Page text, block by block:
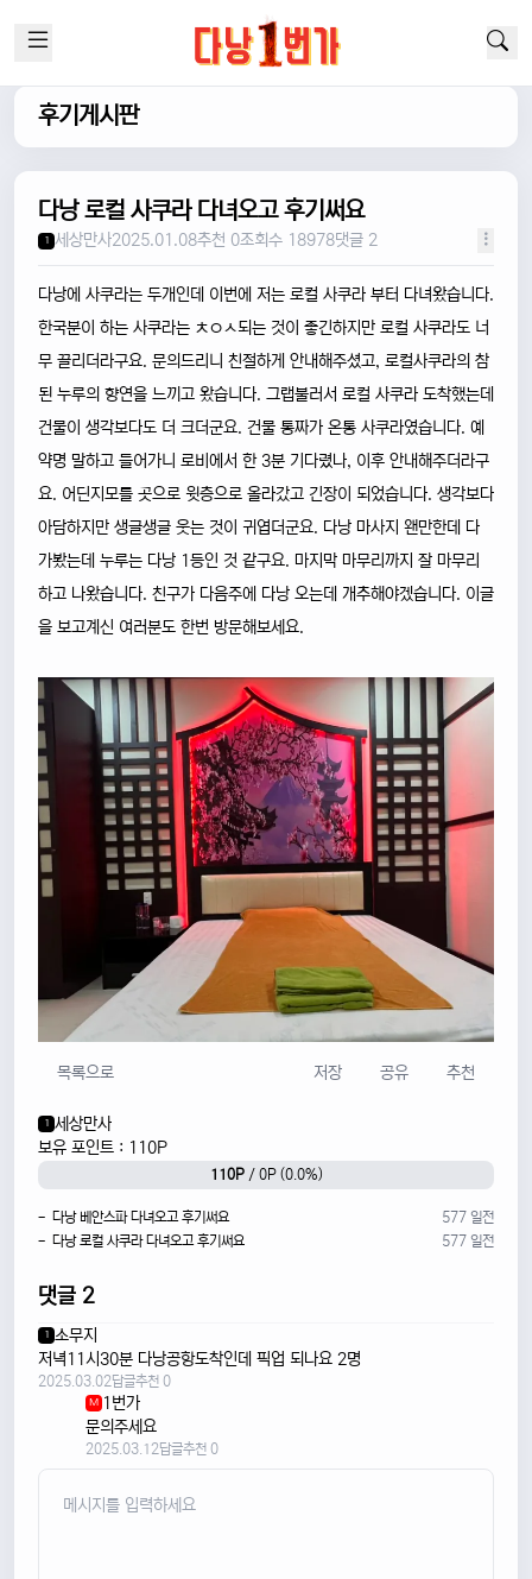
후기게시판
다낭 로컬 사쿠라 다녀오고 후기써요
1 세상만사2025.01.08추천 0조회수 18978댓글 2
다낭에 사쿠라는 두개인데 이번에 저는 로컬 사쿠라 부터 다녀왔습니다.
한국분이 하는 사쿠라는 ㅊㅇㅅ되는 것이 좋긴하지만 로컬 사쿠라도 너
무 끌리더라구요. 문의드리니 친절하게 안내해주셨고, 로컬사쿠라의 참
된 누루의 향연을 느끼고 왔습니다. 그랩불러서 로컬 사쿠라 도착했는데
건물이 생각보다도 더 크더군요. 건물 통짜가 온통 사쿠라였습니다. 예
약명 말하고 들어가니 로비에서 한 3분 기다렸나, 이후 안내해주더라구
요. 어딘지모를 곳으로 윗층으로 올라갔고 긴장이 되었습니다. 생각보다
아담하지만 생글생글 웃는 것이 귀엽더군요. 다낭 마사지 왠만한데 다
가봤는데 누루는 다낭 1등인 것 같구요. 마지막 마무리까지 잘 마무리
하고 나왔습니다. 친구가 다음주에 다낭 오는데 개추해야겠습니다. 이글
을 보고계신 여러분도 한번 방문해보세요.
목록으로 저장 공유 추천
1 세상만사
보유 포인트 : 110P
110P/ 0P (0.0%)
- 다낭 베안스파 다녀오고 후기써요
577 일전
- 다낭 로컬 사쿠라 다녀오고 후기써요
577 일전
댓글 2
1 소무지
저녁11시30분 다낭공항도착인데 픽업 되나요 2명
2025.03.02답글추천 0
M 1번가
문의주세요
2025.03.12답글추천 0